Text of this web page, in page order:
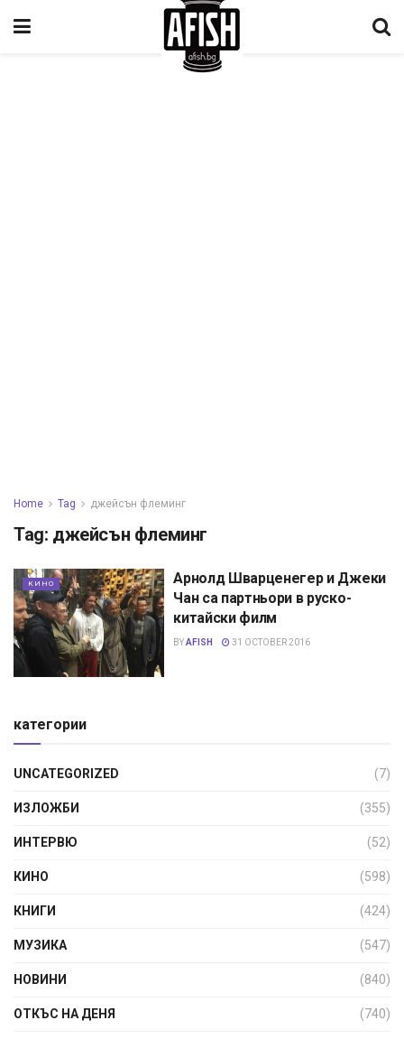
Home Tag джейсън флеминг
Tag: джейсън флеминг
КИНО
Арнолд Шварценегер и Джеки
Чан са партньори в руско-
китайски филм
BYAFISH 31 OCTOBER 2016
категории
UNCATEGORIZED (7)
ИЗЛОЖБИ (355)
ИНТЕРВЮ (52)
КИНО (598)
КНИГИ (424)
МУЗИКА (547)
НОВИНИ (840)
ОТКЪС НА ДЕНЯ (740)